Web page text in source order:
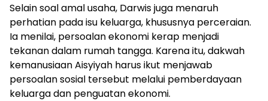
Selain soal amal usaha, Darwis juga menaruh
perhatian pada isu keluarga, khususnya perceraian.
Ia menilai, persoalan ekonomi kerap menjadi
tekanan dalam rumah tangga. Karena itu, dakwah
kemanusiaan Aisyiyah harus ikut menjawab
persoalan sosial tersebut melalui pemberdayaan
keluarga dan penguatan ekonomi.